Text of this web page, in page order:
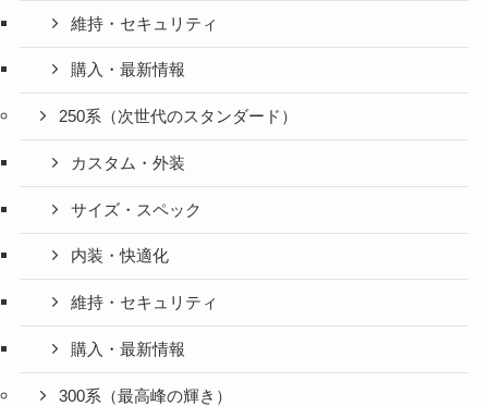
維持・セキュリティ
購入・最新情報
250系（次世代のスタンダード）
カスタム・外装
サイズ・スペック
内装・快適化
維持・セキュリティ
購入・最新情報
300系（最高峰の輝き）